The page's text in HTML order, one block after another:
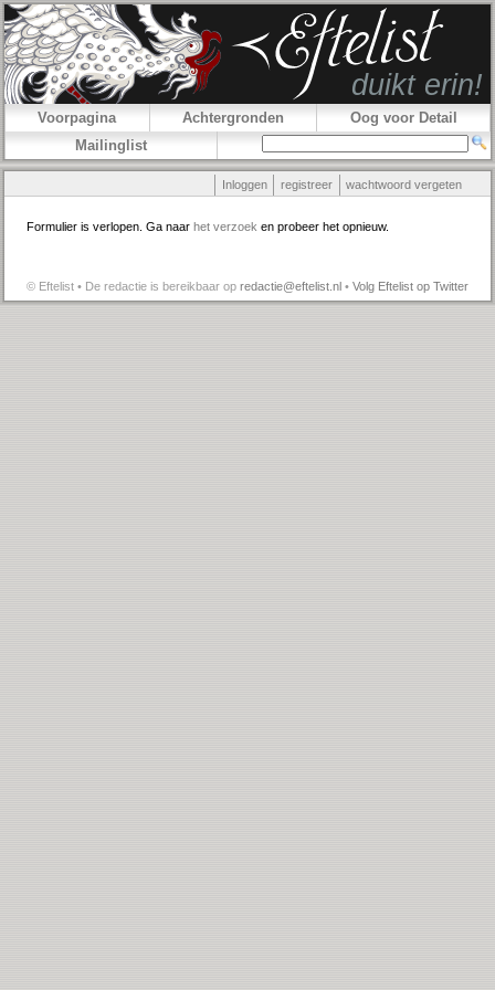
Voorpagina Achtergronden
Oog voor Detail
Mailinglist
Inloggen registreer wachtwoord vergeten
Formulier is verlopen. Ga naar het verzoek en probeer het opnieuw.
© Eftelist • De redactie is bereikbaar op redactie@eftelist.nl • Volg Eftelist op Twitter